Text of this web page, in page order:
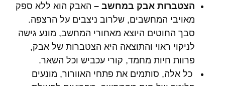
הצטברות אבק במחשב – האבק הוא ללא ספק
מאויבי המחשבים, שלרוב ניצבים על הרצפה.
סבך החוטים היוצא מאחורי המחשב, מונע גישה
לניקוי ראוי והתוצאה היא הצטברות של אבק,
פרוות חיות מחמד, קורי עכביש וכל השאר.
כל אלה, סותמים את פתחי האוורור, מונעים